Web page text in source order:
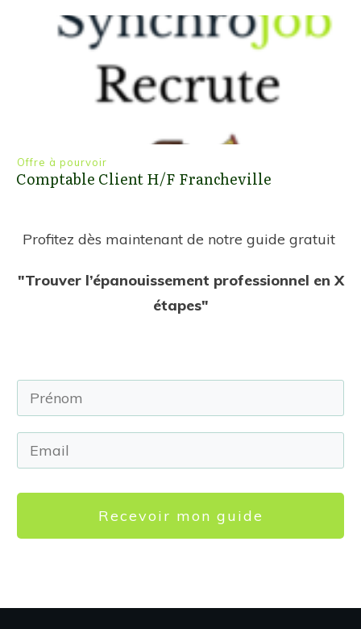
Offre à pourvoir
Comptable Client H/F Francheville
Profitez dès maintenant de notre guide gratuit
"Trouver l’épanouissement professionnel en X
étapes"
Recevoir mon guide